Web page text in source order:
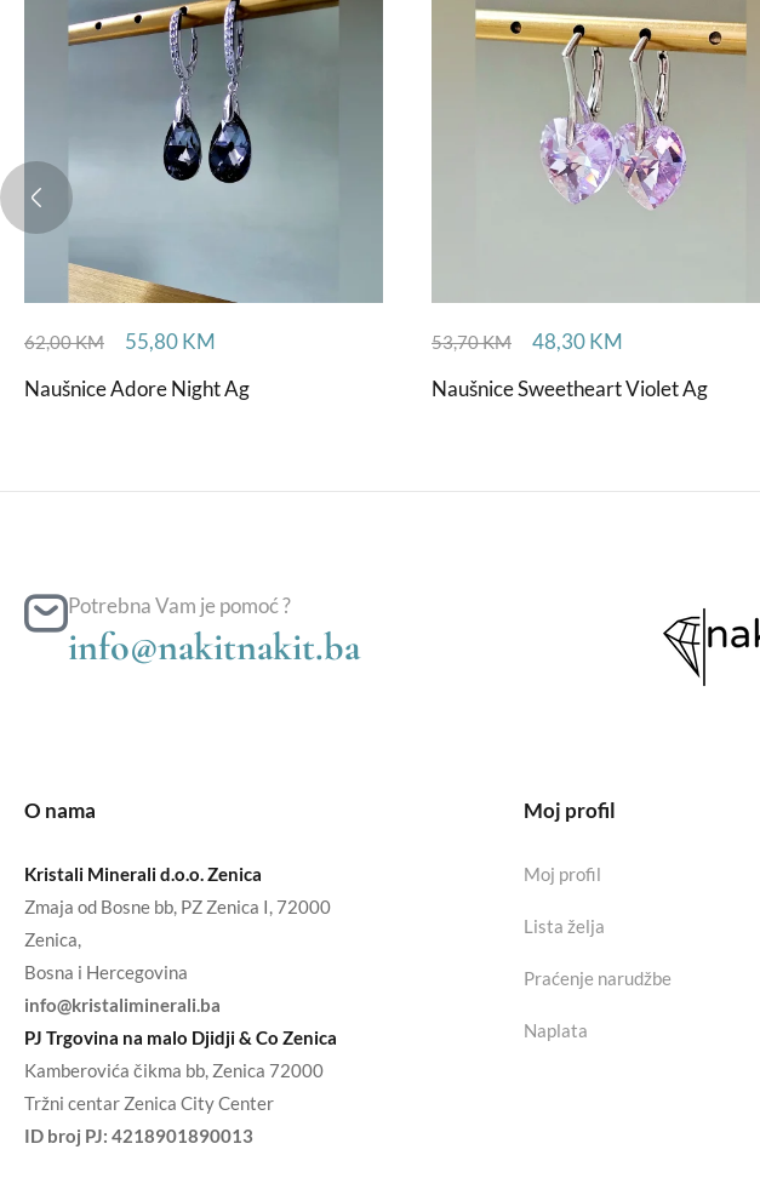
62,00KM 55,80KM
Naušnice Adore Night Ag
53,70KM 48,30KM
Naušnice Sweetheart Violet Ag
Potrebna Vam je pomoć ?
info@nakitnakit.ba
O nama
Kristali Minerali d.o.o. Zenica
Zmaja od Bosne bb, PZ Zenica I, 72000
Zenica,
Bosna i Hercegovina
info@kristaliminerali.ba
PJ Trgovina na malo Djidji & Co Zenica
Kamberovića čikma bb, Zenica 72000
Tržni centar Zenica City Center
ID broj PJ: 4218901890013
Moj profil
Moj profil
Lista želja
Praćenje narudžbe
Naplata